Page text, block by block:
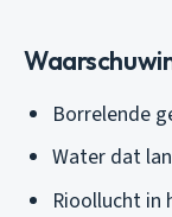
Borrelende
Water dat
Rioollucht in